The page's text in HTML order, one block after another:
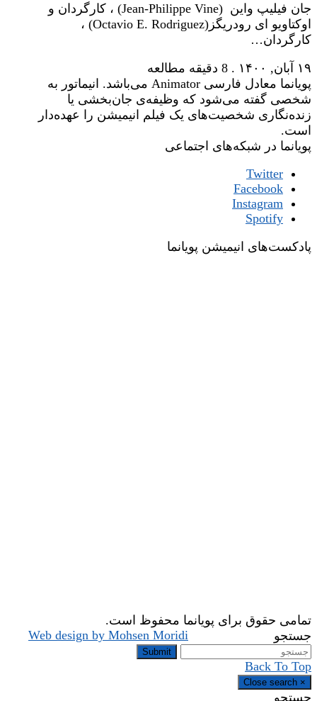
جان فیلیپ واین (Jean-Philippe Vine) ، کارگردان و
اوکتاویو ای ‌رودریگز(Octavio E. Rodriguez) ،
کارگردان…
۱۹ آبان, ۱۴۰۰
. 8 دقیقه مطالعه
پویانما معادل فارسی Animator می‌باشد. انیماتور به
شخصی گفته می‌شود که وظیفه‌ی جان‌بخشی یا
زنده‌نگاری شخصیت‌های یک فیلم انیمیشن را عهده‌دار
است.
پویانما در شبکه‌های اجتماعی
Twitter
Facebook
Instagram
Spotify
پادکست‌های انیمیشن پویانما
تمامی حقوق برای پویانما محفوظ است.
Web design by Mohsen Moridi
جستجو
Submit
Back To Top
×
Close search
جستجو